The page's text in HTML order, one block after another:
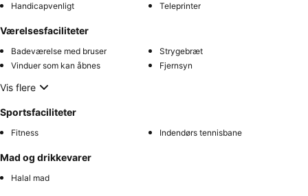
Handicapvenligt Teleprinter
Værelsesfaciliteter
Badeværelse med bruser
Strygebræt
Vinduer som kan åbnes
Fjernsyn
Vis flere
Sportsfaciliteter
Fitness Indendørs tennisbane
Mad og drikkevarer
Halal mad